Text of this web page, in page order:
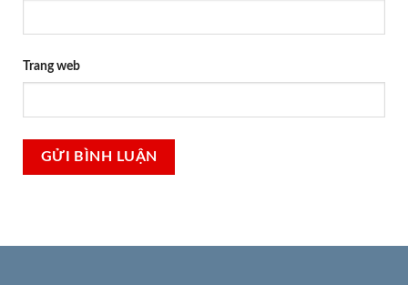
Trang web